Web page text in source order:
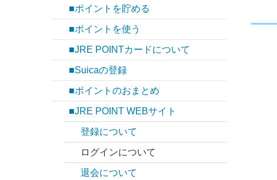
■ポイントを貯める
■ポイントを使う
■JRE POINTカードについて
■Suicaの登録
■ポイントのおまとめ
■JRE POINT WEBサイト
登録について
ログインについて
退会について